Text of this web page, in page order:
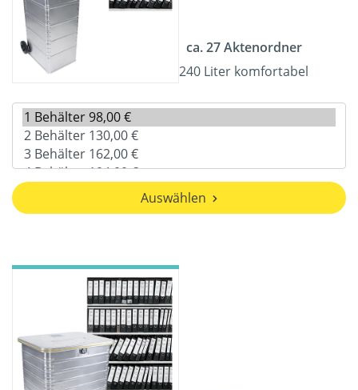
ca. 27 Aktenordner
240 Liter komfortabel
Auswählen